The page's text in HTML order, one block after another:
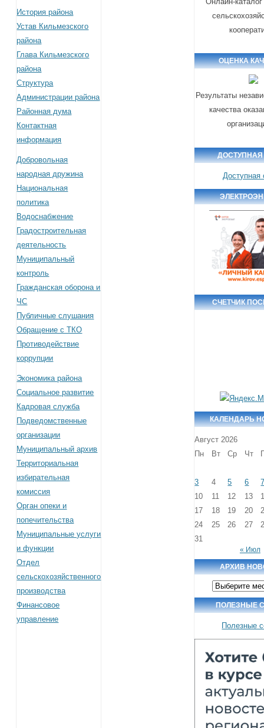
История района
Устав Кильмезского
района
Глава Кильмезского
района
Структура
Администрации района
Районная дума
Контактная
информация
Добровольная
народная дружина
Национальная
политика
Водоснабжение
Градостроительная
деятельность
Муниципальный
контроль
Гражданская оборона и
ЧС
Публичные слушания
Обращение с ТКО
Противодействие
коррупции
Экономика района
Социальное развитие
Кадровая служба
Подведомственные
организации
Муниципальный архив
Территориальная
избирательная
комиссия
Орган опеки и
попечительства
Муниципальные услуги
и функции
Отдел
сельскохозяйственного
производства
Финансовое
управление
ОЦЕНКА
Результаты
качества
Доступная
СЧЕТЧИК
КАЛЕНДАРЬ
Август 2026
Пн
Вт Ср Чт
3 4 5 6
10
11 12 13
17
18 19 20
24
25 26 27
31
« Июл
АРХИВ
Архив
новостей
ПОЛЕЗНЫЕ
Полезные